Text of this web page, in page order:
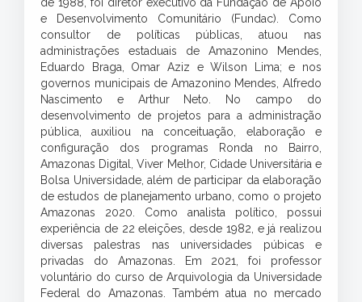
e Desenvolvimento Comunitário (Fundac). Como
consultor de políticas públicas, atuou nas
administrações estaduais de Amazonino Mendes,
Eduardo Braga, Omar Aziz e Wilson Lima; e nos
governos municipais de Amazonino Mendes, Alfredo
Nascimento e Arthur Neto. No campo do
desenvolvimento de projetos para a administração
pública, auxiliou na conceituação, elaboração e
configuração dos programas Ronda no Bairro,
Amazonas Digital, Viver Melhor, Cidade Universitária e
Bolsa Universidade, além de participar da elaboração
de estudos de planejamento urbano, como o projeto
Amazonas 2020. Como analista político, possui
experiência de 22 eleições, desde 1982, e já realizou
diversas palestras nas universidades púbicas e
privadas do Amazonas. Em 2021, foi professor
voluntário do curso de Arquivologia da Universidade
Federal do Amazonas. Também atua no mercado